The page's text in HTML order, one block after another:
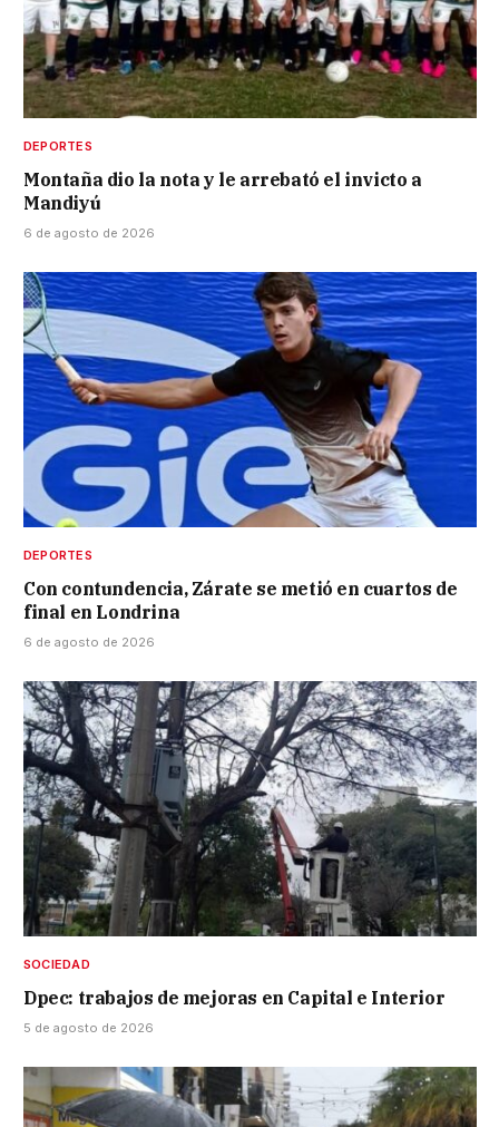
DEPORTES
Montaña dio la nota y le arrebató el invicto a
Mandiyú
6 de agosto de 2026
DEPORTES
Con contundencia, Zárate se metió en cuartos de
final en Londrina
6 de agosto de 2026
SOCIEDAD
Dpec: trabajos de mejoras en Capital e Interior
5 de agosto de 2026